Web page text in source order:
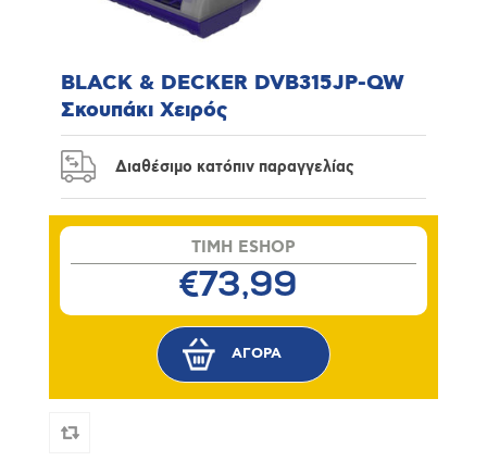
BLACK & DECKER DVB315JP-QW
Σκουπάκι Χειρός
Διαθέσιμο κατόπιν παραγγελίας
TIMH ESHOP
€73,99